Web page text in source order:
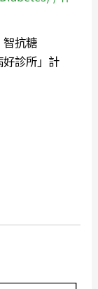
智抗糖
診所」計